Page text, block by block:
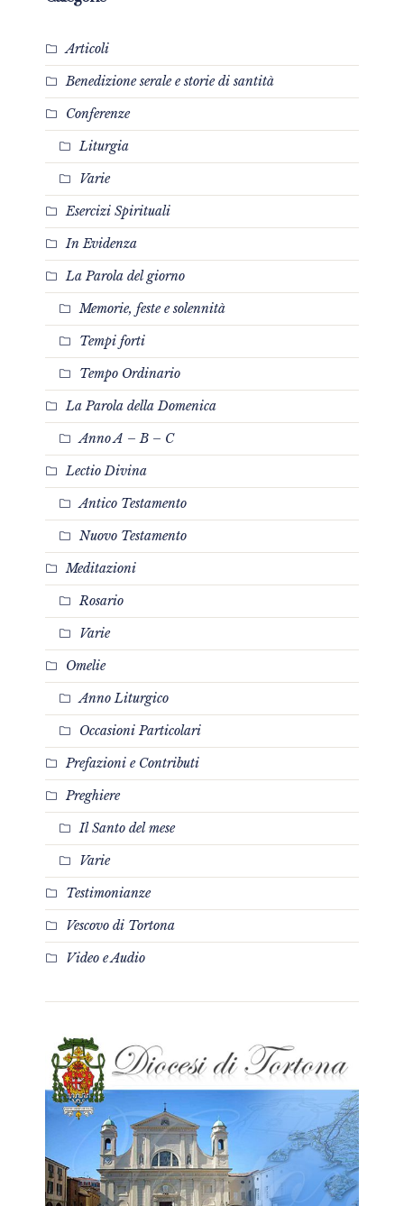
Articoli
Benedizione serale e storie di santità
Conferenze
Liturgia
Varie
Esercizi Spirituali
In Evidenza
La Parola del giorno
Memorie, feste e solennità
Tempi forti
Tempo Ordinario
La Parola della Domenica
Anno A – B – C
Lectio Divina
Antico Testamento
Nuovo Testamento
Meditazioni
Rosario
Varie
Omelie
Anno Liturgico
Occasioni Particolari
Prefazioni e Contributi
Preghiere
Il Santo del mese
Varie
Testimonianze
Vescovo di Tortona
Video e Audio